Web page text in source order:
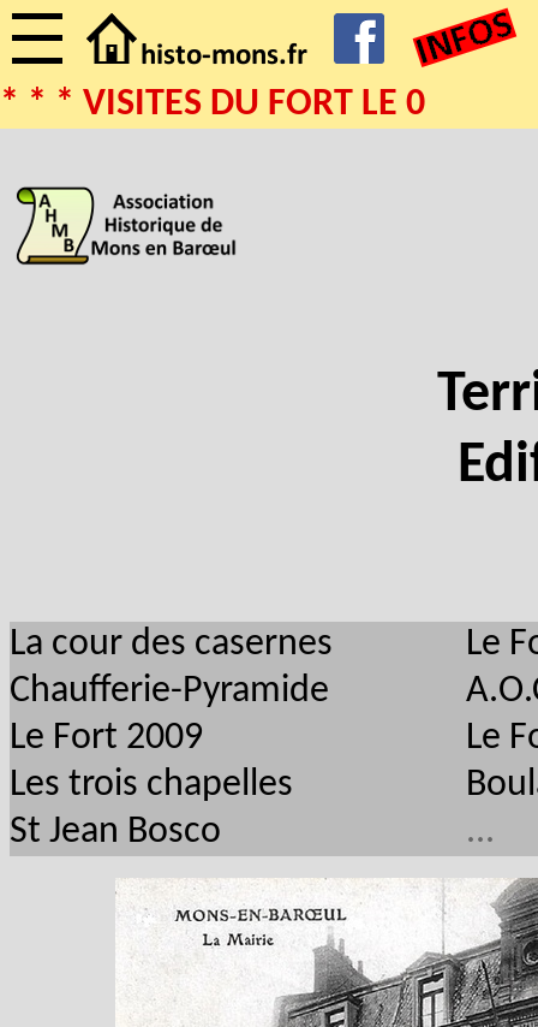
* * * VISITES DU FORT LE 02
La cour des casernes
Le
Chaufferie-Pyramide
Le Fort 2009
Le
Les trois chapelles
St Jean Bosco
...